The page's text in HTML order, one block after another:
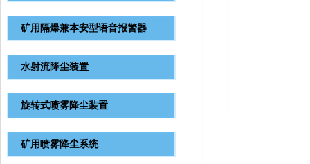
矿用隔爆兼本安型语音报警器
水射流降尘装置
旋转式喷雾降尘装置
矿用喷雾降尘系统